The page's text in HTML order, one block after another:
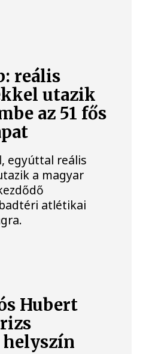
reális
utazik
az 51 fős
egyúttal reális
a magyar
atlétikai
Hubert